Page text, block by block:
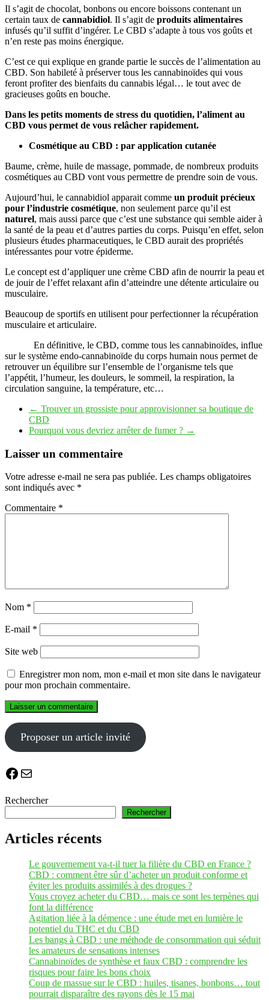
Il s’agit de chocolat, bonbons ou encore boissons contenant un
certain taux de cannabidiol. Il s’agit de produits alimentaires
infusés qu’il suffit d’ingérer. Le CBD s’adapte à tous vos goûts et
n’en reste pas moins énergique.
C’est ce qui explique en grande partie le succès de l’alimentation au
CBD. Son habileté à préserver tous les cannabinoïdes qui vous
feront profiter des bienfaits du cannabis légal… le tout avec de
gracieuses goûts en bouche.
Dans les petits moments de stress du quotidien, l’aliment au
CBD vous permet de vous relâcher rapidement.
Cosmétique au CBD : par application cutanée
Baume, crème, huile de massage, pommade, de nombreux produits
cosmétiques au CBD vont vous permettre de prendre soin de vous.
Aujourd’hui, le cannabidiol apparait comme un produit précieux
pour l’industrie cosmétique, non seulement parce qu’il est
naturel, mais aussi parce que c’est une substance qui semble aider à
la santé de la peau et d’autres parties du corps. Puisqu’en effet, selon
plusieurs études pharmaceutiques, le CBD aurait des propriétés
intéressantes pour votre épiderme.
Le concept est d’appliquer une crème CBD afin de nourrir la peau et
de jouir de l’effet relaxant afin d’atteindre une détente articulaire ou
musculaire.
Beaucoup de sportifs en utilisent pour perfectionner la récupération
musculaire et articulaire.
En définitive, le CBD, comme tous les cannabinoïdes, influe
sur le système endo-cannabinoïde du corps humain nous permet de
retrouver un équilibre sur l’ensemble de l’organisme tels que
l’appétit, l’humeur, les douleurs, le sommeil, la respiration, la
circulation sanguine, la température, etc…
← Trouver un grossiste pour approvisionner sa boutique de
CBD
Pourquoi vous devriez arrêter de fumer ? →
Laisser un commentaire
Votre adresse e-mail ne sera pas publiée. Les champs obligatoires
sont indiqués avec *
Commentaire *
Nom *
E-mail *
Site web
Enregistrer mon nom, mon e-mail et mon site dans le navigateur
pour mon prochain commentaire.
Proposer un article invité
Facebook
E-mail
Rechercher
Rechercher
Articles récents
Le gouvernement va-t-il tuer la filière du CBD en France ?
CBD : comment être sûr d’acheter un produit conforme et
éviter les produits assimilés à des drogues ?
Vous croyez acheter du CBD… mais ce sont les terpènes qui
font la différence
Agitation liée à la démence : une étude met en lumière le
potentiel du THC et du CBD
Les bangs à CBD : une méthode de consommation qui séduit
les amateurs de sensations intenses
Cannabinoïdes de synthèse et faux CBD : comprendre les
risques pour faire les bons choix
Coup de massue sur le CBD : huiles, tisanes, bonbons… tout
pourrait disparaître des rayons dès le 15 mai